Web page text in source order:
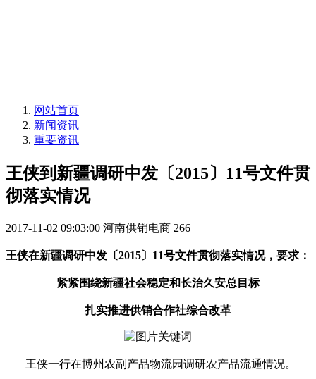
网站首页
新闻资讯
重要资讯
王侠到新疆调研中发〔2015〕11号文件贯
彻落实情况
2017-11-02 09:03:00 河南供销电商 266
王侠在新疆调研中发〔2015〕11号文件贯彻落实情况，要求：
紧紧围绕新疆社会稳定和长治久安总目标
扎实推进供销合作社综合改革
王侠一行在博州农副产品物流园调研农产品流通情况。